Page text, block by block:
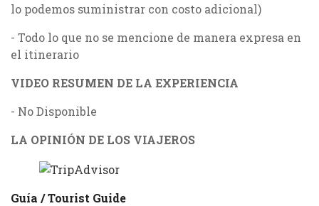
lo podemos suministrar con costo adicional)
- Todo lo que no se mencione de manera expresa en
el itinerario
VIDEO RESUMEN DE LA EXPERIENCIA
- No Disponible
LA OPINIÓN DE LOS VIAJEROS
Guía / Tourist Guide